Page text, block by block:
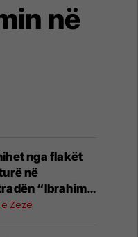
në
nga flakët
në
“Ibrahim
Zezë